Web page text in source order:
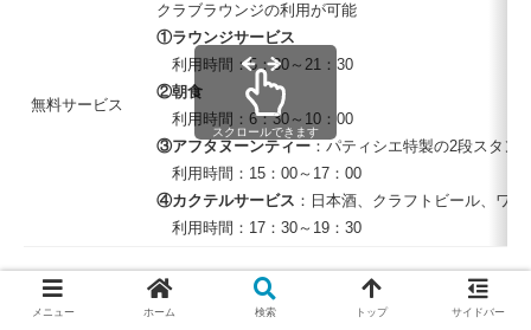
無料サービス
クラブラウンジの利用が可能
①ラウンジサービス
利用時間：5：30～21：30
②朝食
利用時間：6：30～10：00
③アフタヌーンティー ：パティシエ特製の2段スタン
利用時間：15：00～17：00
④カクテルサービス ：日本酒、クラフトビール、ワイ
利用時間：17：30～19：30
スクロールできます
現在、招待経由登録でお得になるキャンペーンを実施中
メニュー ホーム 検索 トップ サイドバー